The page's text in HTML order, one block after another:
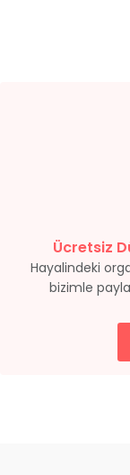
Ücretsiz
Hayalindeki
bizimle